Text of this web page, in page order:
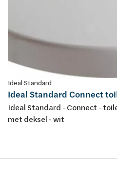
Ideal Standard
Ideal Standard Connect
Ideal Standard - Connect -
met deksel - wit